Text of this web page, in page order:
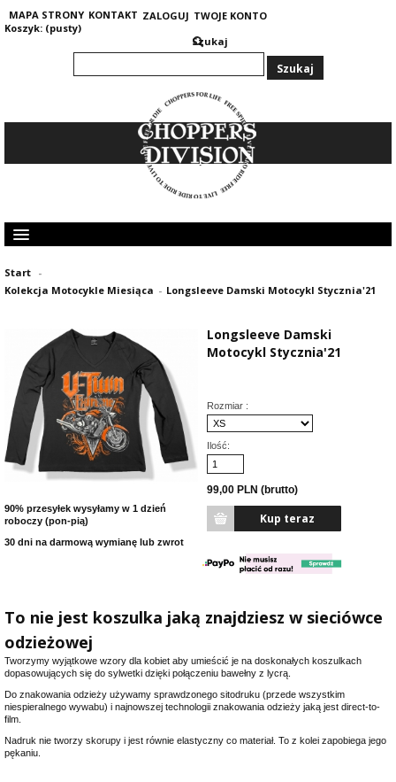
MAPA STRONY KONTAKT ZALOGUJ TWOJE KONTO
Koszyk: (pusty)
Szukaj
KOLEKCJA DAMSKA
GRUBE I CIEPŁE BLUZY 400G
Start -
Kolekcja Motocykle Miesiąca - Longsleeve Damski Motocykl Stycznia'21
90% przesyłek wysyłamy w 1 dzień
roboczy (pon-pią)
30 dni na darmową wymianę lub zwrot
Longsleeve Damski
Motocykl Stycznia'21
Rozmiar :
Ilość:
99,00 PLN (brutto)
To nie jest koszulka jaką znajdziesz w sieciówce
odzieżowej
Tworzymy wyjątkowe wzory dla kobiet aby umieścić je na doskonałych koszulkach
dopasowujących się do sylwetki dzięki połączeniu bawełny z lycrą.
Do znakowania odzieży używamy sprawdzonego sitodruku (przede wszystkim
niespieralnego wywabu) i najnowszej technologii znakowania odzieży jaką jest direct-to-
film.
Nadruk nie tworzy skorupy i jest równie elastyczny co materiał. To z kolei zapobiega jego
pękaniu.